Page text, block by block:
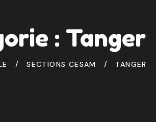
: Tanger
SECTIONS CESAM TANGER